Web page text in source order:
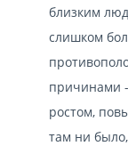
близким
слишком
причинами
ростом,
там ни